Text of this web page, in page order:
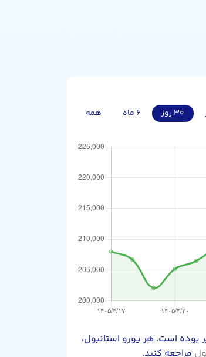
۳۰ روز ۶ ماه همه
تومان است که نسبت به دیروز ۰ تومان (۰.۰۰ درصد) بدون تغییر بوده است. هر یورو استانبول،
مراجعه کنید.